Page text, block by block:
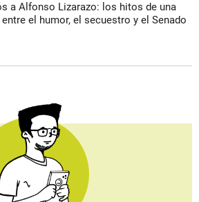
a Alfonso Lizarazo: los hitos de una
entre el humor, el secuestro y el Senado